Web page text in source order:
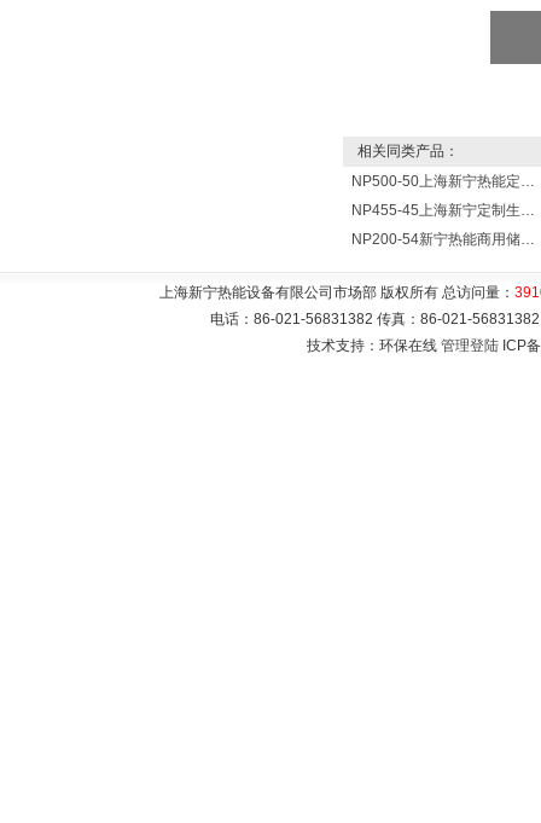
相关同类产品：
NP500-50上海新宁热能定制各式不锈钢水箱容器
NP455-45上海新宁定制生产各式不锈钢容器
NP200-54新宁热能商用储水式电热水器V=200升N=54千瓦
上海新宁热能设备有限公司市场部 版权所有 总访问量：
电话：86-021-56831382 传真：86-021-
技术支持：环保在线 管理登陆 ICP